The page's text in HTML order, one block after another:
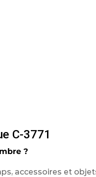
C-3771
?
accessoires et